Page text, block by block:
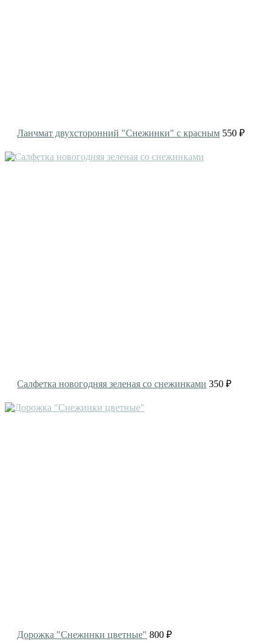
Ланчмат двухсторонний "Снежинки" с красным 550 ₽
Салфетка новогодняя зеленая со снежинками 350 ₽
Дорожка "Снежинки цветные" 800 ₽